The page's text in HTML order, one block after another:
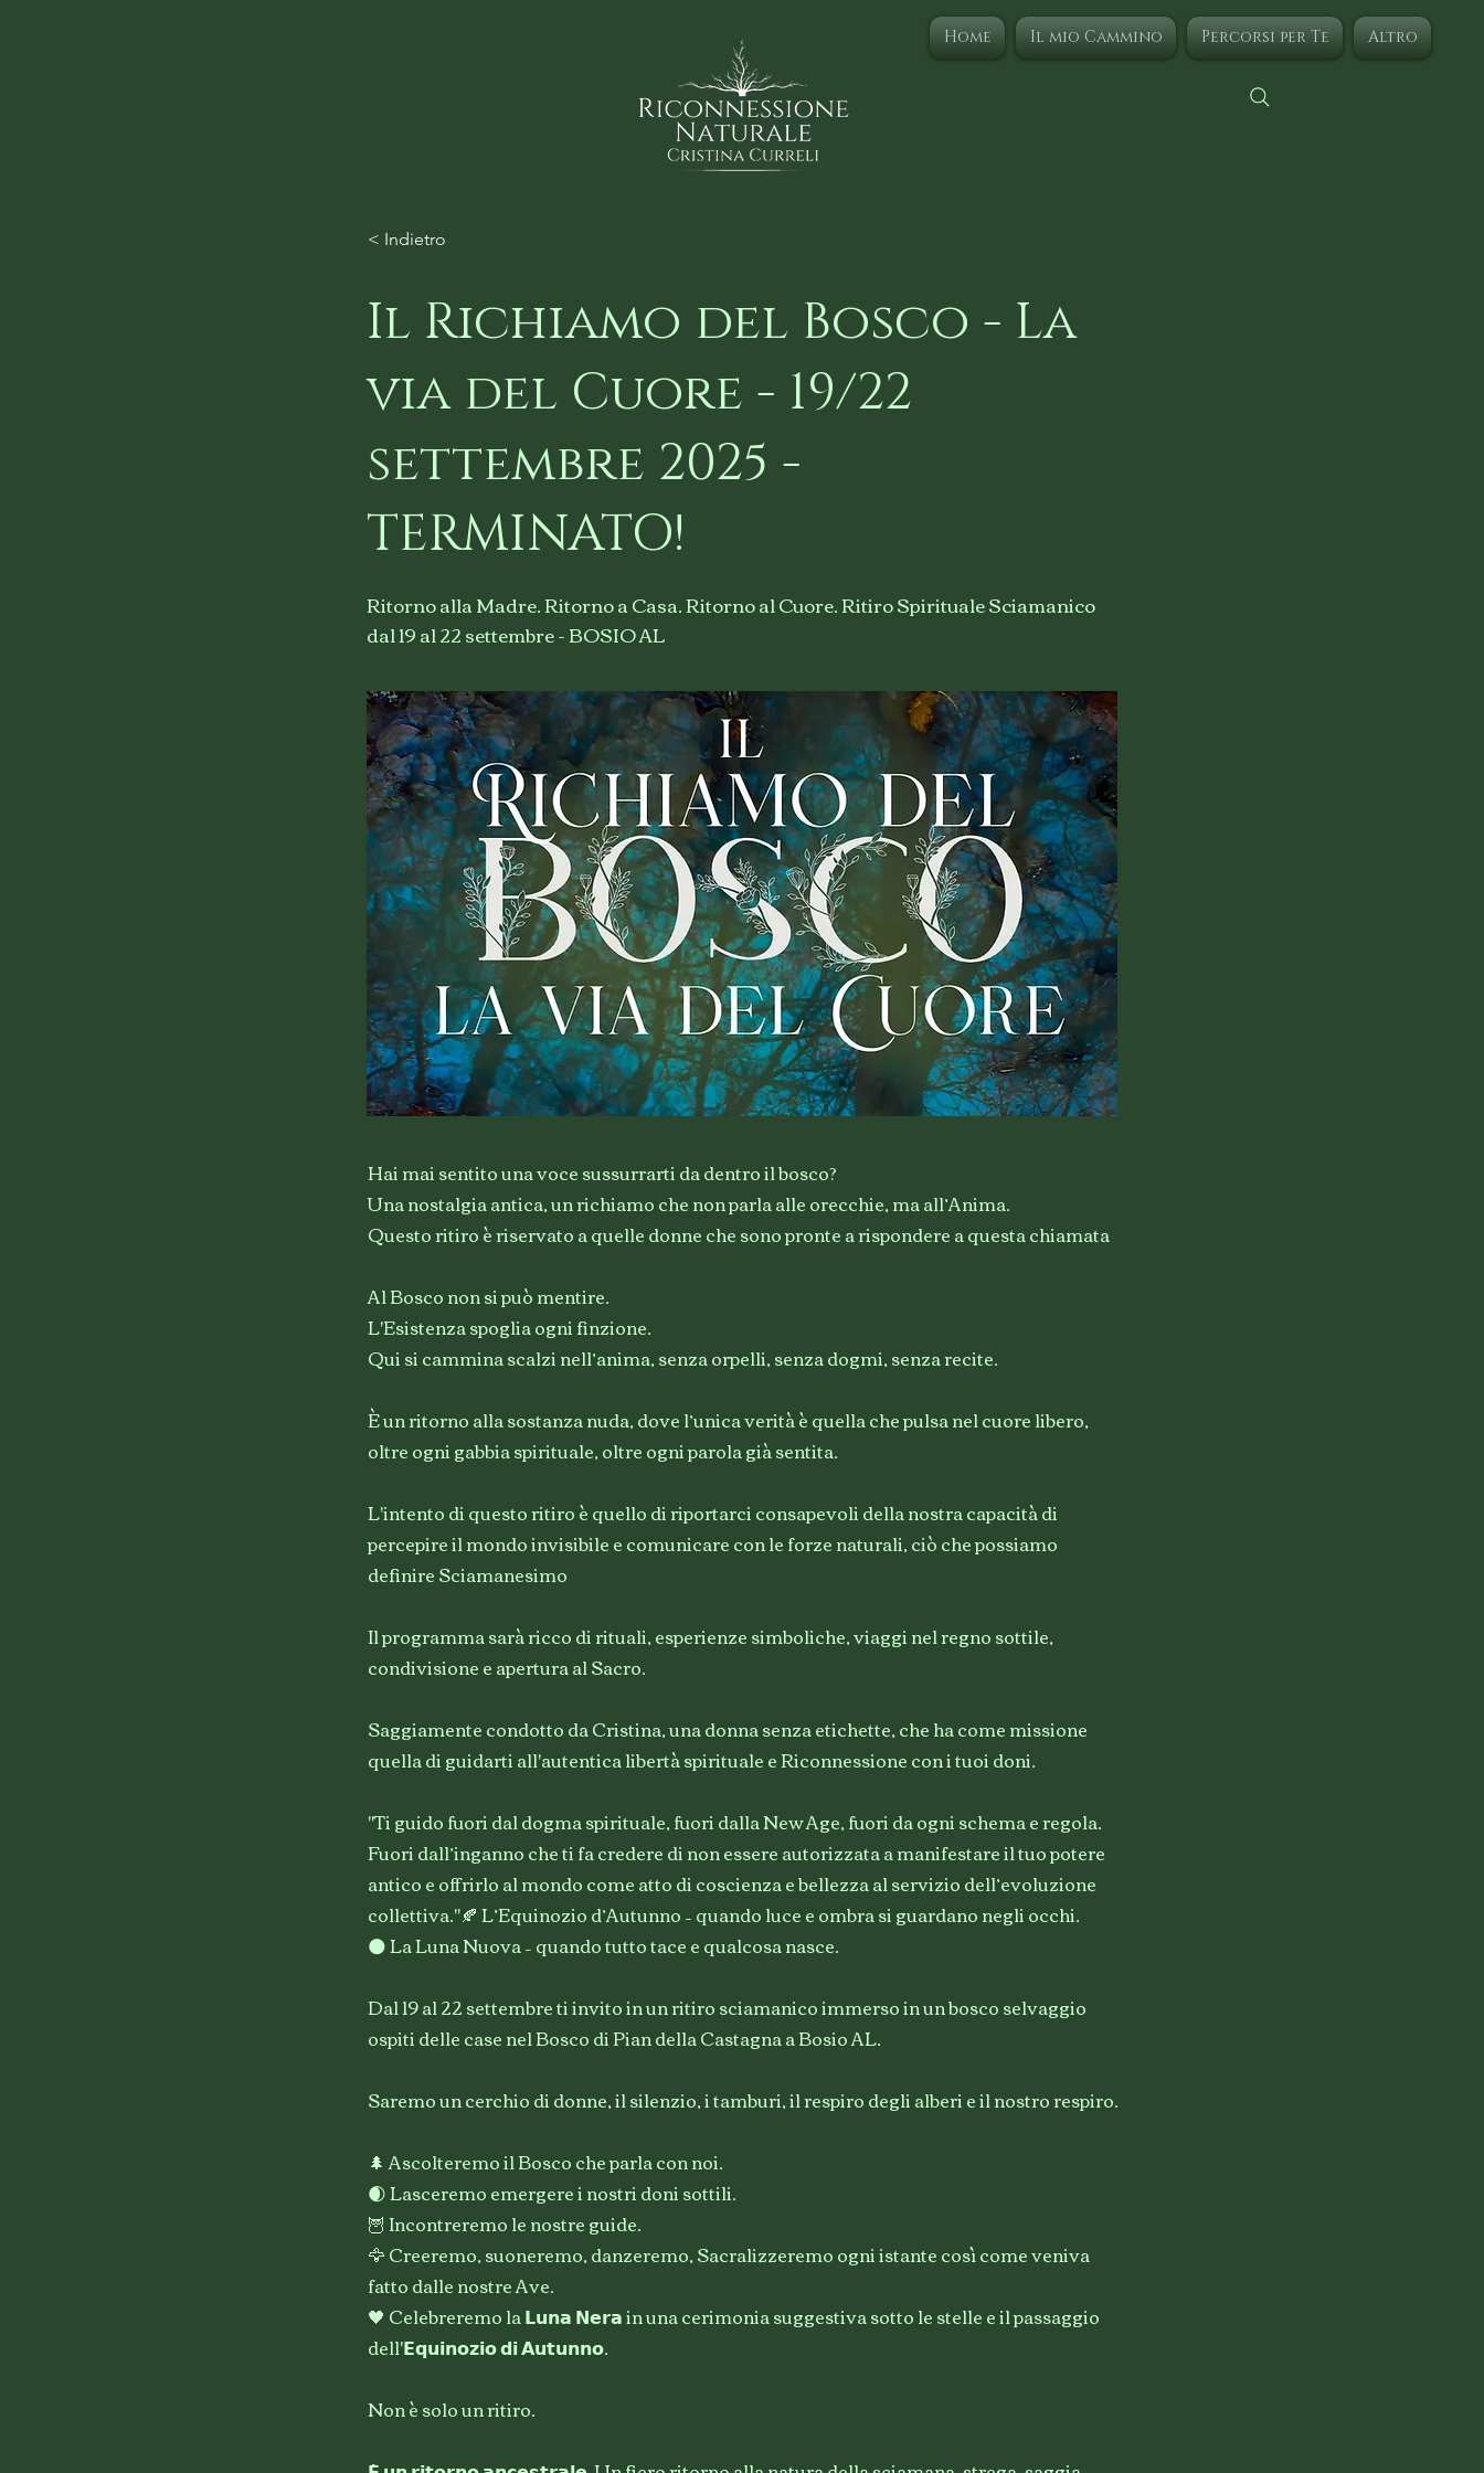
Home Il mio Cammino Percorsi per Te Altro
< Indietro
Il Richiamo del Bosco - La
via del Cuore - 19/22
settembre 2025 -
TERMINATO!
Ritorno alla Madre. Ritorno a Casa. Ritorno al Cuore. Ritiro Spirituale Sciamanico
dal 19 al 22 settembre - BOSIO AL
Hai mai sentito una voce sussurrarti da dentro il bosco?
Una nostalgia antica, un richiamo che non parla alle orecchie, ma all’Anima.
Questo ritiro è riservato a quelle donne che sono pronte a rispondere a questa chiamata
Al Bosco non si può mentire.
L'Esistenza spoglia ogni finzione.
Qui si cammina scalzi nell’anima, senza orpelli, senza dogmi, senza recite.
È un ritorno alla sostanza nuda, dove l’unica verità è quella che pulsa nel cuore libero,
oltre ogni gabbia spirituale, oltre ogni parola già sentita.
L'intento di questo ritiro è quello di riportarci consapevoli della nostra capacità di
percepire il mondo invisibile e comunicare con le forze naturali, ciò che possiamo
definire Sciamanesimo
Il programma sarà ricco di rituali, esperienze simboliche, viaggi nel regno sottile,
condivisione e apertura al Sacro.
Saggiamente condotto da Cristina, una donna senza etichette, che ha come missione
quella di guidarti all'autentica libertà spirituale e Riconnessione con i tuoi doni.
"Ti guido fuori dal dogma spirituale, fuori dalla New Age, fuori da ogni schema e regola.
Fuori dall’inganno che ti fa credere di non essere autorizzata a manifestare il tuo potere
antico e offrirlo al mondo come atto di coscienza e bellezza al servizio dell’evoluzione
collettiva."🍂 L’Equinozio d’Autunno – quando luce e ombra si guardano negli occhi.
🌑 La Luna Nuova – quando tutto tace e qualcosa nasce.
Dal 19 al 22 settembre ti invito in un ritiro sciamanico immerso in un bosco selvaggio
ospiti delle case nel Bosco di Pian della Castagna a Bosio AL.
Saremo un cerchio di donne, il silenzio, i tamburi, il respiro degli alberi e il nostro respiro.
🌲 Ascolteremo il Bosco che parla con noi.
🌒 Lasceremo emergere i nostri doni sottili.
🦉 Incontreremo le nostre guide.
🦅 Creeremo, suoneremo, danzeremo, Sacralizzeremo ogni istante così come veniva
fatto dalle nostre Ave.
🖤 Celebreremo la 𝗟𝘂𝗻𝗮 𝗡𝗲𝗿𝗮 in una cerimonia suggestiva sotto le stelle e il passaggio
dell'𝗘𝗾𝘂𝗶𝗻𝗼𝘇𝗶𝗼 𝗱𝗶 𝗔𝘂𝘁𝘂𝗻𝗻𝗼.
Non è solo un ritiro.